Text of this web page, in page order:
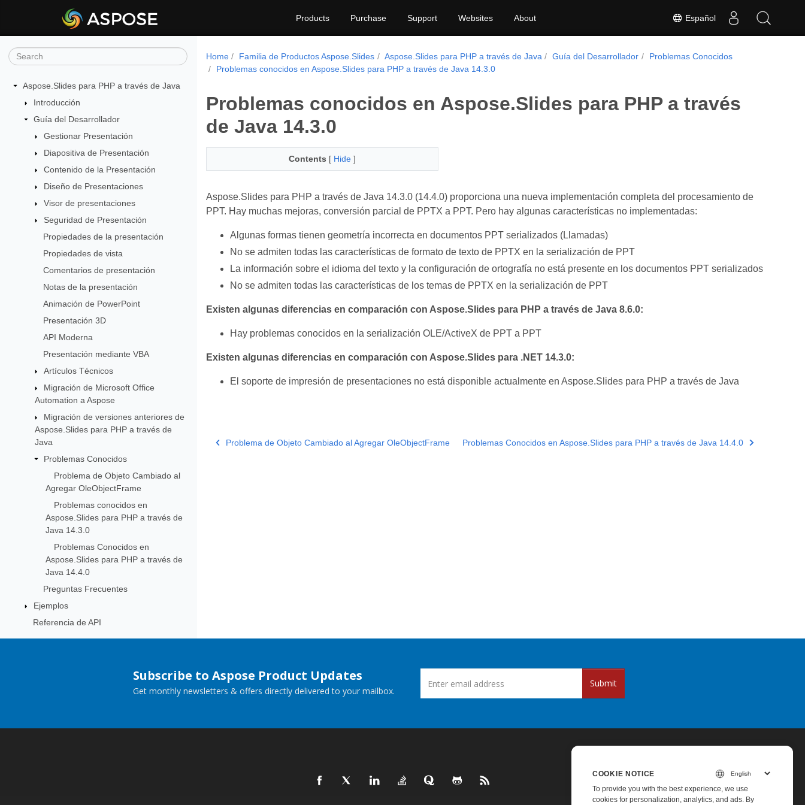
Español
Products Purchase Support Websites About
Aspose.Slides para PHP a través de Java
Introducción
Guía del Desarrollador
Gestionar Presentación
Diapositiva de Presentación
Contenido de la Presentación
Diseño de Presentaciones
Visor de presentaciones
Seguridad de Presentación
Propiedades de la presentación
Propiedades de vista
Comentarios de presentación
Notas de la presentación
Animación de PowerPoint
Presentación 3D
API Moderna
Presentación mediante VBA
Artículos Técnicos
Migración de Microsoft Office
Automation a Aspose
Migración de versiones anteriores de
Aspose.Slides para PHP a través de
Java
Problemas Conocidos
Problema de Objeto Cambiado al
Agregar OleObjectFrame
Problemas conocidos en
Aspose.Slides para PHP a través de
Java 14.3.0
Problemas Conocidos en
Aspose.Slides para PHP a través de
Java 14.4.0
Preguntas Frecuentes
Ejemplos
Referencia de API
Home Familia de Productos Aspose.Slides Aspose.Slides para PHP a través de Java Guía del Desarrollador
Problemas Conocidos
Problemas conocidos en Aspose.Slides para PHP a través de Java 14.3.0
Problemas conocidos en Aspose.Slides para PHP a través
de Java 14.3.0
Contents [ Hide ]
Aspose.Slides para PHP a través de Java 14.3.0 (14.4.0) proporciona una nueva implementación completa del procesamiento de
PPT. Hay muchas mejoras, conversión parcial de PPTX a PPT. Pero hay algunas características no implementadas:
Algunas formas tienen geometría incorrecta en documentos PPT serializados (Llamadas)
No se admiten todas las características de formato de texto de PPTX en la serialización de PPT
La información sobre el idioma del texto y la configuración de ortografía no está presente en los documentos PPT serializados
No se admiten todas las características de los temas de PPTX en la serialización de PPT
Existen algunas diferencias en comparación con Aspose.Slides para PHP a través de Java 8.6.0:
Hay problemas conocidos en la serialización OLE/ActiveX de PPT a PPT
Existen algunas diferencias en comparación con Aspose.Slides para .NET 14.3.0:
El soporte de impresión de presentaciones no está disponible actualmente en Aspose.Slides para PHP a través de Java
Problema de Objeto Cambiado al Agregar OleObjectFrame Problemas Conocidos en Aspose.Slides para PHP a través de Java 14.4.0
Subscribe to Aspose Product Updates
Get monthly newsletters & offers directly delivered to your mailbox.
Submit
COOKIE NOTICE
To provide you with the best experience, we use
cookies for personalization, analytics, and ads. By